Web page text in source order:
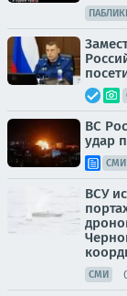
ВС
удар
СМИ
ВСУ
СМИ